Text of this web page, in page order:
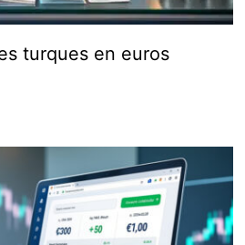
turques en euros